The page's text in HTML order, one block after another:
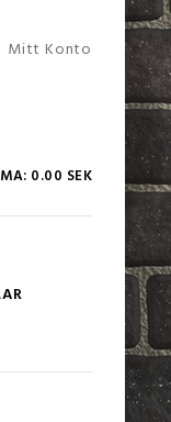
Mitt Konto
0.00 SEK